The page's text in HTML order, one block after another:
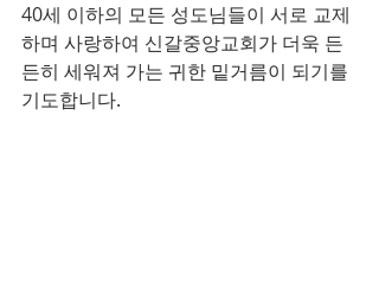
40세 이하의 모든 성도님들이 서로 교제
하며 사랑하여 신갈중앙교회가 더욱 든
든히 세워져 가는 귀한 밑거름이 되기를
기도합니다.